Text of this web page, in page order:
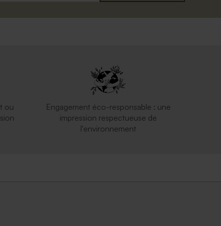
ou
Engagement éco-responsable : une
impression respectueuse de
l'environnement